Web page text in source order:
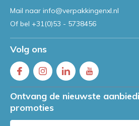
Mail naar info@verpakkingenxl.nl
Of bel +31(0)53 - 5738456
Volg ons
Ontvang de nieuwste
promoties